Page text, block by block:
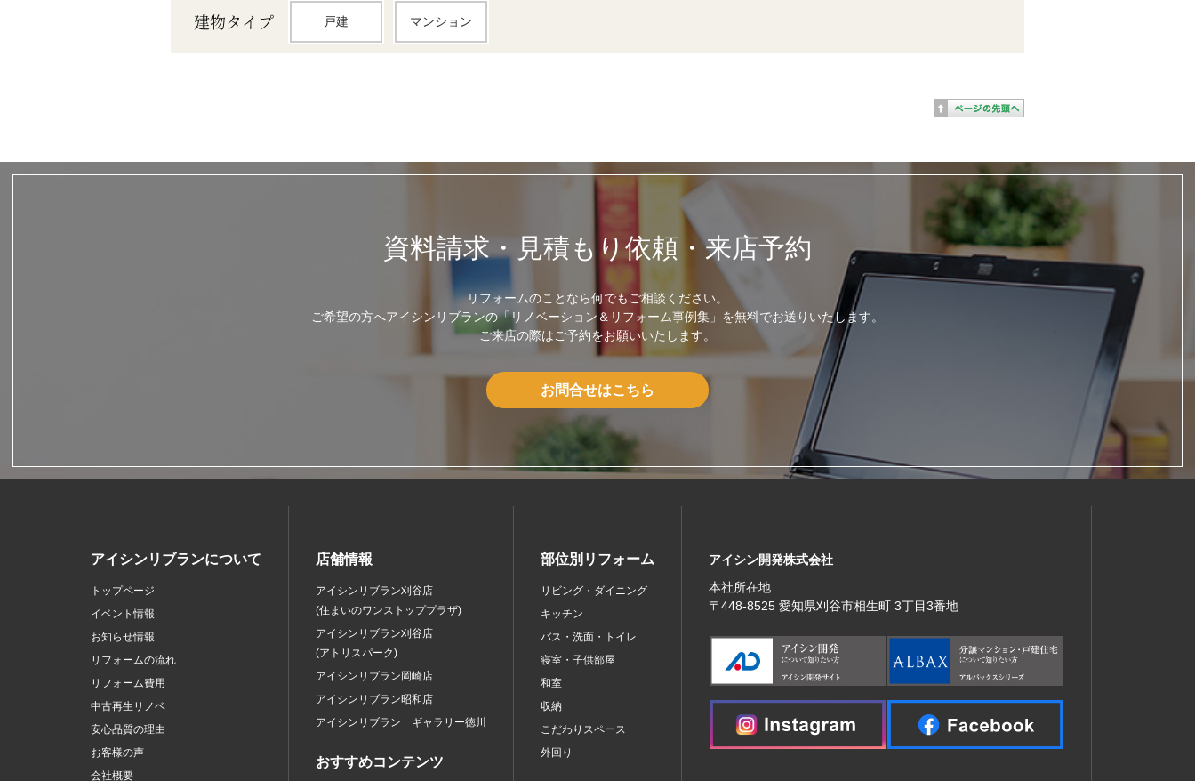
建物タイプ 戸建 マンション
資料請求・見積もり依頼・来店予約
リフォームのことなら何でもご相談ください。
ご希望の方へアイシンリブランの「リノベーション＆リフォーム事例集」を無料でお送りいたします。
ご来店の際はご予約をお願いいたします。
お問合せはこちら
アイシンリブランについて
トップページ
イベント情報
お知らせ情報
リフォームの流れ
リフォーム費用
中古再生リノベ
安心品質の理由
お客様の声
会社概要
店舗情報
アイシンリブラン刈谷店
(住まいのワンストッププラザ)
アイシンリブラン刈谷店
(アトリスパーク)
アイシンリブラン岡崎店
アイシンリブラン昭和店
アイシンリブラン ギャラリー徳川
おすすめコンテンツ
部位別リフォーム
リビング・ダイニング
キッチン
バス・洗面・トイレ
寝室・子供部屋
和室
収納
こだわりスペース
外回り
アイシン開発株式会社
本社所在地
〒448‐8525 愛知県刈谷市相生町 3丁目3番地